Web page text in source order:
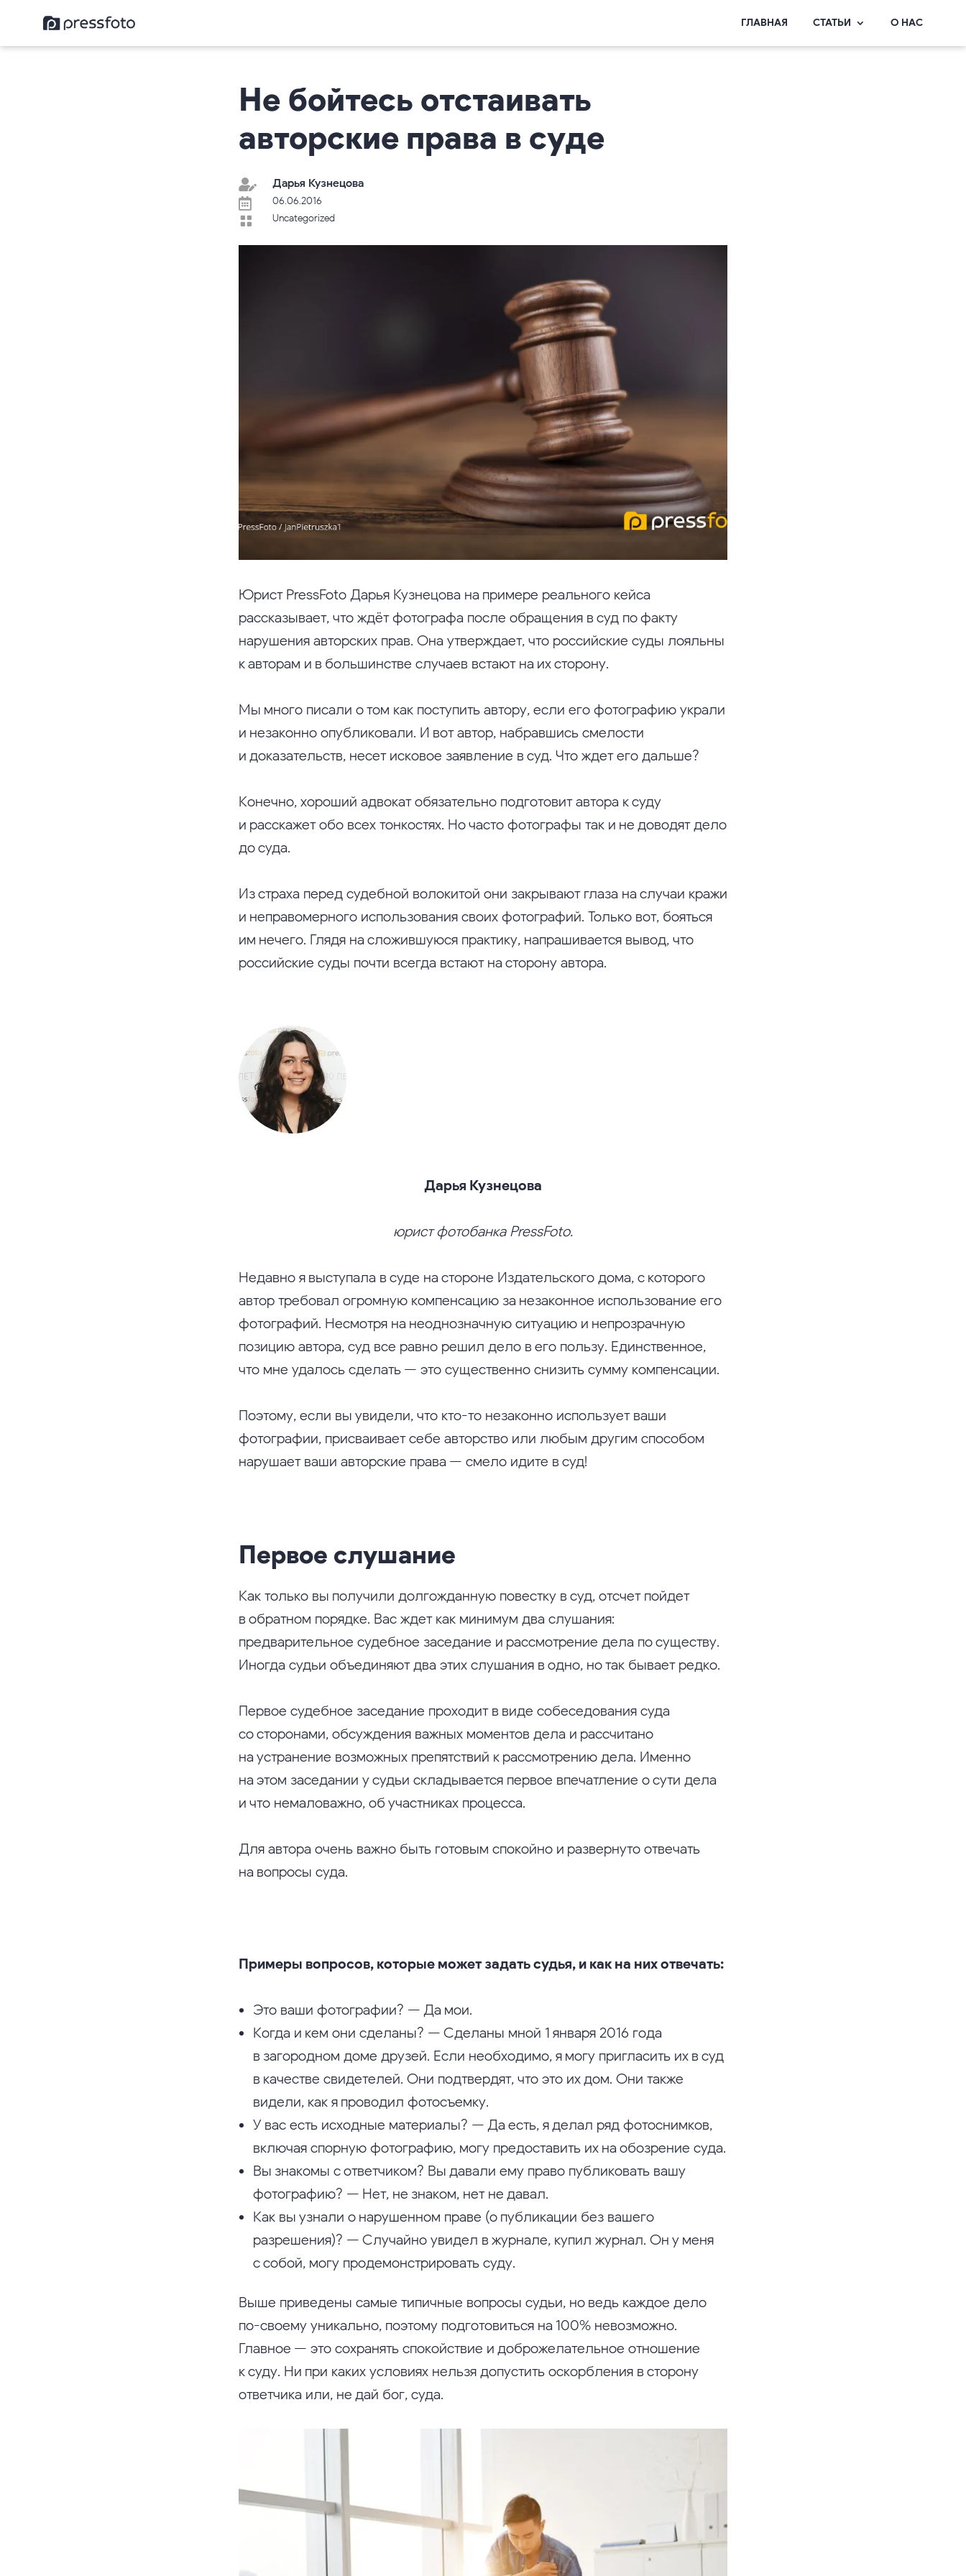
ГЛАВНАЯ СТАТЬИ О НАС
Не бойтесь отстаивать
авторские права в суде
 Дарья Кузнецова
 06.06.2016
 Uncategorized
Юрист PressFoto Дарья Кузнецова на примере реального кейса
рассказывает, что ждёт фотографа после обращения в суд по факту
нарушения авторских прав. Она утверждает, что российские суды лояльны
к авторам и в большинстве случаев встают на их сторону.
Мы много писали о том как поступить автору, если его фотографию украли
и незаконно опубликовали. И вот автор, набравшись смелости
и доказательств, несет исковое заявление в суд. Что ждет его дальше?
Конечно, хороший адвокат обязательно подготовит автора к суду
и расскажет обо всех тонкостях. Но часто фотографы так и не доводят дело
до суда.
Из страха перед судебной волокитой они закрывают глаза на случаи кражи
и неправомерного использования своих фотографий. Только вот, бояться
им нечего. Глядя на сложившуюся практику, напрашивается вывод, что
российские суды почти всегда встают на сторону автора.
Дарья Кузнецова
юрист фотобанка PressFoto.
Недавно я выступала в суде на стороне Издательского дома, с которого
автор требовал огромную компенсацию за незаконное использование его
фотографий. Несмотря на неоднозначную ситуацию и непрозрачную
позицию автора, суд все равно решил дело в его пользу. Единственное,
что мне удалось сделать — это существенно снизить сумму компенсации.
Поэтому, если вы увидели, что кто-то незаконно использует ваши
фотографии, присваивает себе авторство или любым другим способом
нарушает ваши авторские права — смело идите в суд!
Первое слушание
Как только вы получили долгожданную повестку в суд, отсчет пойдет
в обратном порядке. Вас ждет как минимум два слушания:
предварительное судебное заседание и рассмотрение дела по существу.
Иногда судьи объединяют два этих слушания в одно, но так бывает редко.
Первое судебное заседание проходит в виде собеседования суда
со сторонами, обсуждения важных моментов дела и рассчитано
на устранение возможных препятствий к рассмотрению дела. Именно
на этом заседании у судьи складывается первое впечатление о сути дела
и что немаловажно, об участниках процесса.
Для автора очень важно быть готовым спокойно и развернуто отвечать
на вопросы суда.
Примеры вопросов, которые может задать судья, и как на них отвечать:
Это ваши фотографии? — Да мои.
Когда и кем они сделаны? — Сделаны мной 1 января 2016 года
в загородном доме друзей. Если необходимо, я могу пригласить их в суд
в качестве свидетелей. Они подтвердят, что это их дом. Они также
видели, как я проводил фотосъемку.
У вас есть исходные материалы? — Да есть, я делал ряд фотоснимков,
включая спорную фотографию, могу предоставить их на обозрение суда.
Вы знакомы с ответчиком? Вы давали ему право публиковать вашу
фотографию? — Нет, не знаком, нет не давал.
Как вы узнали о нарушенном праве (о публикации без вашего
разрешения)? — Случайно увидел в журнале, купил журнал. Он у меня
с собой, могу продемонстрировать суду.
Выше приведены самые типичные вопросы судьи, но ведь каждое дело
по-своему уникально, поэтому подготовиться на 100% невозможно.
Главное — это сохранять спокойствие и доброжелательное отношение
к суду. Ни при каких условиях нельзя допустить оскорбления в сторону
ответчика или, не дай бог, суда.